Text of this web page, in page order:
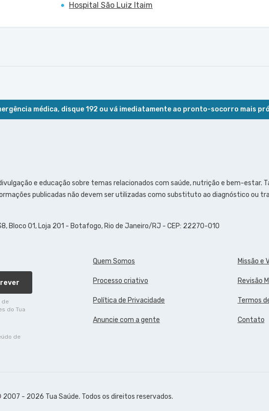
Hospital São Luiz Itaim
médica, disque 192 ou vá imediatamente ao pronto-socorro mais
e educação sobre temas relacionados com saúde, nutrição e bem-estar.
publicadas não devem ser utilizadas como substituto ao diagnóstico ou
Bloco 01, Loja 201 - Botafogo, Rio de Janeiro/RJ - CEP: 22270-010
de
do Tua
Quem Somos Missão e
Processo criativo Revisão
Política de Privacidade Termos
Anuncie com a gente Contato
de
2007 - 2026 Tua Saúde. Todos os direitos reservados.